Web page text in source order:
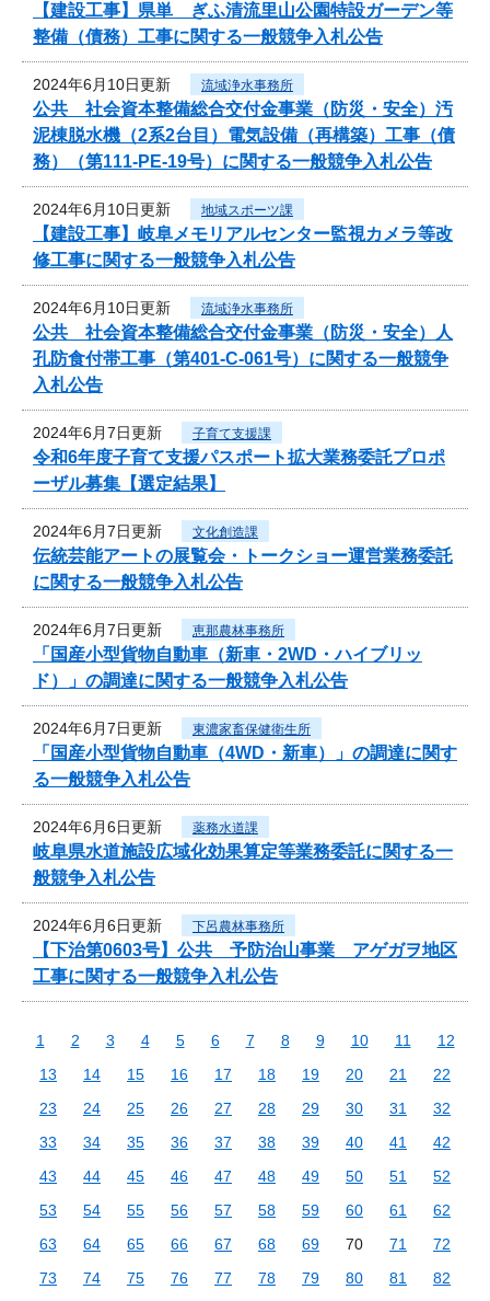
【建設工事】県単 ぎふ清流里山公園特設ガーデン等
整備（債務）工事に関する一般競争入札公告
2024年6月10日更新 流域浄水事務所
公共 社会資本整備総合交付金事業（防災・安全）汚
泥棟脱水機（2系2台目）電気設備（再構築）工事（債
務）（第111-PE-19号）に関する一般競争入札公告
2024年6月10日更新 地域スポーツ課
【建設工事】岐阜メモリアルセンター監視カメラ等改
修工事に関する一般競争入札公告
2024年6月10日更新 流域浄水事務所
公共 社会資本整備総合交付金事業（防災・安全）人
孔防食付帯工事（第401-C-061号）に関する一般競争
入札公告
2024年6月7日更新 子育て支援課
令和6年度子育て支援パスポート拡大業務委託プロポ
ーザル募集【選定結果】
2024年6月7日更新 文化創造課
伝統芸能アートの展覧会・トークショー運営業務委託
に関する一般競争入札公告
2024年6月7日更新 恵那農林事務所
「国産小型貨物自動車（新車・2WD・ハイブリッ
ド）」の調達に関する一般競争入札公告
2024年6月7日更新 東濃家畜保健衛生所
「国産小型貨物自動車（4WD・新車）」の調達に関す
る一般競争入札公告
2024年6月6日更新 薬務水道課
岐阜県水道施設広域化効果算定等業務委託に関する一
般競争入札公告
2024年6月6日更新 下呂農林事務所
【下治第0603号】公共 予防治山事業 アゲガヲ地区
工事に関する一般競争入札公告
1 2 3 4 5 6 7 8 9 10 11
12
13
14 15 16 17 18 19 20 21
22
23
24 25 26 27 28 29 30 31
32
33
34 35 36 37 38 39 40 41
42
43
44 45 46 47 48 49 50 51
52
53
54 55 56 57 58 59 60 61
62
63
64 65 66 67 68 69 70 71
72
73
74 75 76 77 78 79 80 81
82